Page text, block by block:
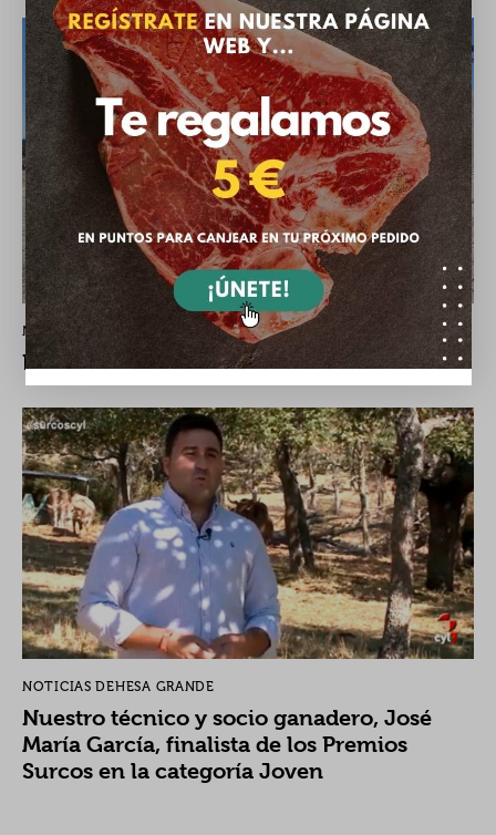
NOTICIAS DEHESA GRANDE
Programa Surcos CyL
NOTICIAS DEHESA GRANDE
Nuestro técnico y socio ganadero, José
María García, finalista de los Premios
Surcos en la categoría Joven